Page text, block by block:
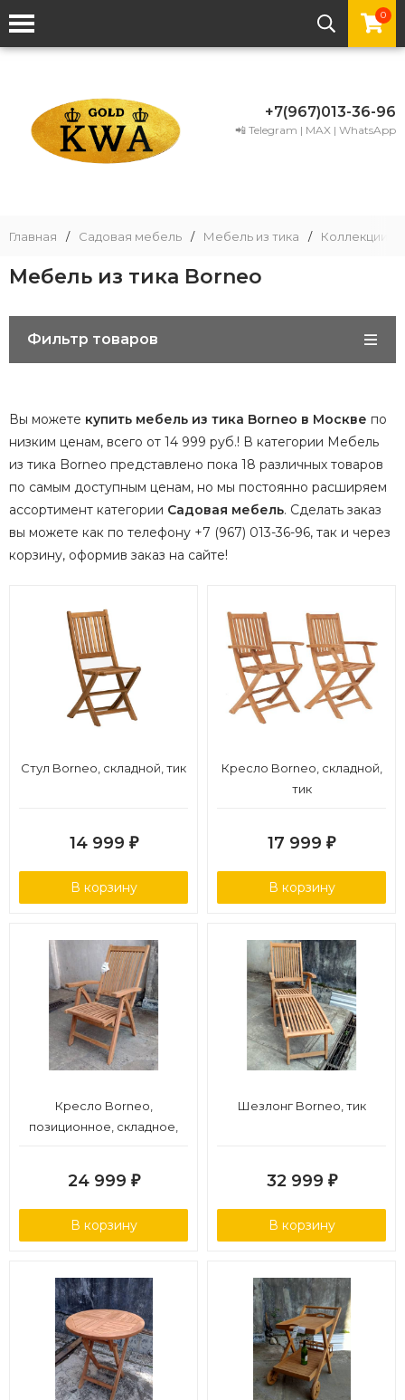
0
+7(967)013-36-96
📲 Telegram | MAX | WhatsApp
Главная / Садовая мебель / Мебель из тика / Коллекции
Мебель из тика Borneo
Фильтр товаров
Вы можете купить мебель из тика Borneo в Москве по
низким ценам, всего от 14 999 руб.! В категории Мебель
из тика Borneo представлено пока 18 различных товаров
по самым доступным ценам, но мы постоянно расширяем
ассортимент категории Садовая мебель. Сделать заказ
вы можете как по телефону +7 (967) 013-36-96, так и через
корзину, оформив заказ на сайте!
Стул Borneo, складной, тик
14 999 ₽
В корзину
Кресло Borneo, складной,
тик
17 999 ₽
В корзину
Кресло Borneo,
позиционное, складное,
24 999 ₽
В корзину
Шезлонг Borneo, тик
32 999 ₽
В корзину